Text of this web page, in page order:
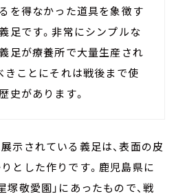
を得なかった道具を象徴す
足です。非常にシンプルな
足が療養所で大量生産され
きことにそれは戦後まで使
史があります。
示されている義足は、表面の皮
とした作りです。鹿児島県に
塚敬愛園」にあったもので、戦